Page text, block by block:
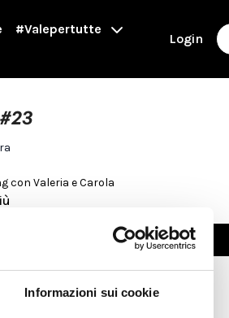
Informazioni sui cookie
#Valepertutte
Login
con Valeria e Carola
Abbonati per guardare